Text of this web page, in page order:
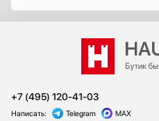
+7 (495) 120-41-03
Написать: Telegram MAX